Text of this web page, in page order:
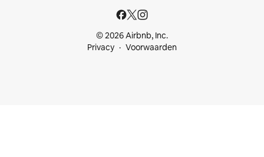
© 2026 Airbnb, Inc.
Privacy
Voorwaarden